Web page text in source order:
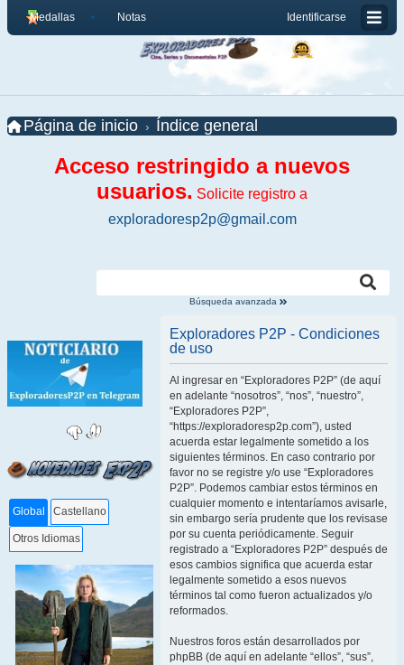
Identificarse
Medallas Notas
Página de inicio Índice general
Acceso restringido a nuevos
usuarios. Solicite registro a
exploradoresp2p@gmail.com
Búsqueda avanzada
Global Castellano
Otros Idiomas
Exploradores P2P - Condiciones
de uso
Al ingresar en “Exploradores P2P” (de aquí
en adelante “nosotros”, “nos”, “nuestro”,
“Exploradores P2P”,
“https://exploradoresp2p.com”), usted
acuerda estar legalmente sometido a los
siguientes términos. En caso contrario por
favor no se registre y/o use “Exploradores
P2P”. Podemos cambiar estos términos en
cualquier momento e intentaríamos avisarle,
sin embargo sería prudente que los revisase
por su cuenta periódicamente. Seguir
registrado a “Exploradores P2P” después de
esos cambios significa que acuerda estar
legalmente sometido a esos nuevos
términos tal como fueron actualizados y/o
reformados.
Nuestros foros están desarrollados por
phpBB (de aquí en adelante “ellos”, “sus”,